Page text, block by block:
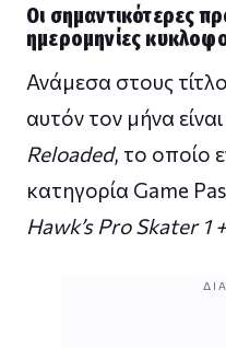
Οι σημαντικότερες
ημερομηνίες
Ανάμεσα στους
αυτόν τον μήνα
Reloaded, το οποίο
κατηγορία Game
Hawk’s Pro Skater 1